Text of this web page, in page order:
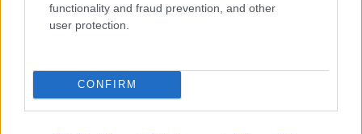
functionality and fraud prevention, and other
user protection.
CONFIRM
1 napja
Hakkinen megtartaná a Norris-Piastri párost a